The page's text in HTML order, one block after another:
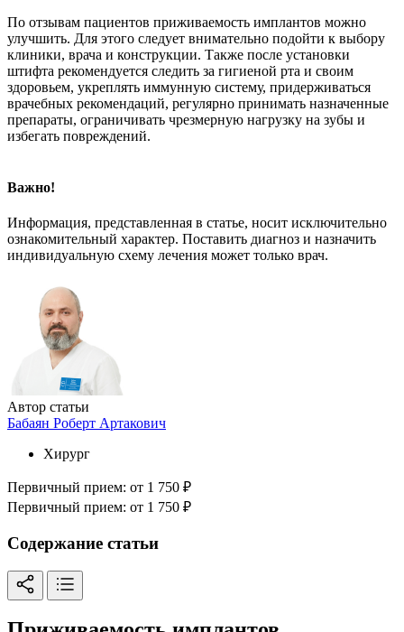
По отзывам пациентов приживаемость имплантов можно
улучшить. Для этого следует внимательно подойти к выбору
клиники, врача и конструкции. Также после установки
штифта рекомендуется следить за гигиеной рта и своим
здоровьем, укреплять иммунную систему, придерживаться
врачебных рекомендаций, регулярно принимать назначенные
препараты, ограничивать чрезмерную нагрузку на зубы и
избегать повреждений.
Важно!
Информация, представленная в статье, носит исключительно
ознакомительный характер. Поставить диагноз и назначить
индивидуальную схему лечения может только врач.
Автор статьи
Бабаян Роберт Артакович
Хирург
Первичный прием: от 1 750 ₽
Первичный прием: от 1 750 ₽
Содержание статьи